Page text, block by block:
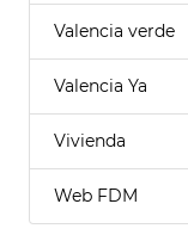
Valencia verde
Valencia Ya
Vivienda
Web FDM